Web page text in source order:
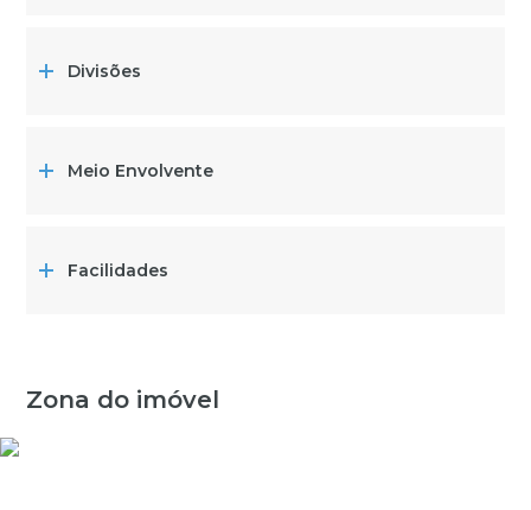
Divisões
Meio Envolvente
Facilidades
Zona do imóvel